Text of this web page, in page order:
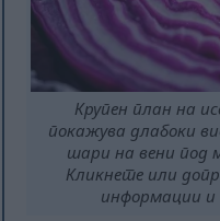
Крупен план на
покажува длабоки
шари на вени под
Кликнете или
информации и